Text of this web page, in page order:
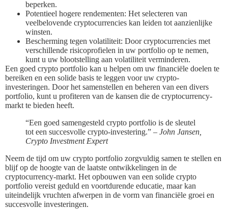
beperken.
Potentieel hogere rendementen: Het selecteren van
veelbelovende cryptocurrencies kan leiden tot aanzienlijke
winsten.
Bescherming tegen volatiliteit: Door cryptocurrencies met
verschillende risicoprofielen in uw portfolio op te nemen,
kunt u uw blootstelling aan volatiliteit verminderen.
Een goed crypto portfolio kan u helpen om uw financiële doelen te
bereiken en een solide basis te leggen voor uw crypto-
investeringen. Door het samenstellen en beheren van een divers
portfolio, kunt u profiteren van de kansen die de cryptocurrency-
markt te bieden heeft.
“Een goed samengesteld crypto portfolio is de sleutel
tot een succesvolle crypto-investering.” – John Jansen,
Crypto Investment Expert
Neem de tijd om uw crypto portfolio zorgvuldig samen te stellen en
blijf op de hoogte van de laatste ontwikkelingen in de
cryptocurrency-markt. Het opbouwen van een solide crypto
portfolio vereist geduld en voortdurende educatie, maar kan
uiteindelijk vruchten afwerpen in de vorm van financiële groei en
succesvolle investeringen.